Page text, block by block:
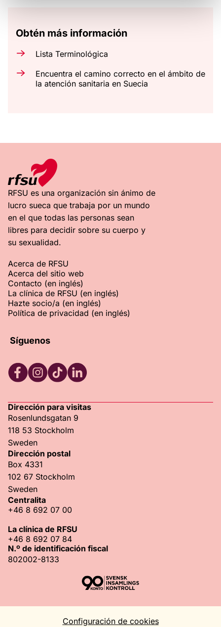
Obtén más información
Lista Terminológica
Encuentra el camino correcto en el ámbito de
la atención sanitaria en Suecia
RFSU es una organización sin ánimo de
lucro sueca que trabaja por un mundo
en el que todas las personas sean
libres para decidir sobre su cuerpo y
su sexualidad.
Acerca de RFSU
Acerca del sitio web
Contacto (en inglés)
La clínica de RFSU (en inglés)
Hazte socio/a (en inglés)
Política de privacidad (en inglés)
Síguenos
Dirección para visitas
Rosenlundsgatan 9
118 53 Stockholm
Sweden
Dirección postal
Box 4331
102 67 Stockholm
Sweden
Centralita
+46 8 692 07 00
La clínica de RFSU
+46 8 692 07 84
N.º de identificación fiscal
802002-8133
Configuración de cookies